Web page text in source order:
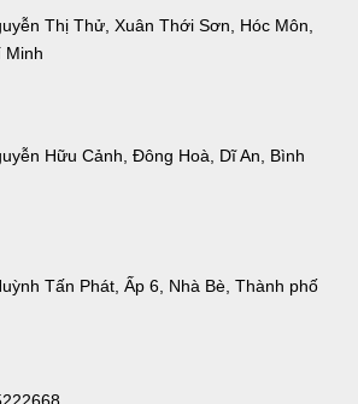
Thị Thử, Xuân Thới Sơn, Hóc Môn,
Minh
Hữu Cảnh, Đông Hoà, Dĩ An, Bình
Tấn Phát, Ấp 6, Nhà Bè, Thành phố